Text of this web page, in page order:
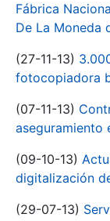
Fábrica
De La Moneda
(27-11-13)
fotocopiadora
(07-11-13)
aseguramiento
(09-10-13)
digitalización
(29-07-13)